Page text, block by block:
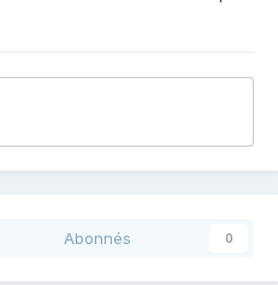
Abonnés 0